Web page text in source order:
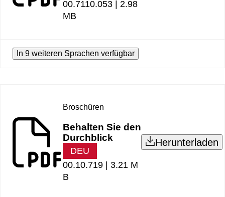
00.7110.053 | 2.98
MB
In 9 weiteren Sprachen verfügbar
Broschüren
Behalten Sie den
Durchblick
DEU
00.10.719 | 3.21 M
B
Herunterladen